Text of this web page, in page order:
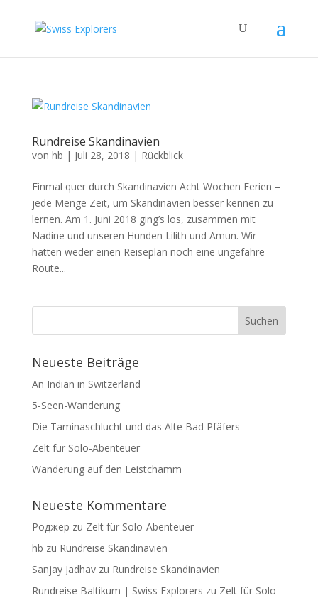
Rundreise Skandinavien
von hb | Juli 28, 2018 | Rückblick
Einmal quer durch Skandinavien Acht Wochen Ferien –
jede Menge Zeit, um Skandinavien besser kennen zu
lernen. Am 1. Juni 2018 ging’s los, zusammen mit
Nadine und unseren Hunden Lilith und Amun. Wir
hatten weder einen Reiseplan noch eine ungefähre
Route...
Neueste Beiträge
An Indian in Switzerland
5-Seen-Wanderung
Die Taminaschlucht und das Alte Bad Pfäfers
Zelt für Solo-Abenteuer
Wanderung auf den Leistchamm
Neueste Kommentare
Роджер zu Zelt für Solo-Abenteuer
hb zu Rundreise Skandinavien
Sanjay Jadhavzu Rundreise Skandinavien
Rundreise Baltikum | Swiss Explorers zu Zelt für Solo-